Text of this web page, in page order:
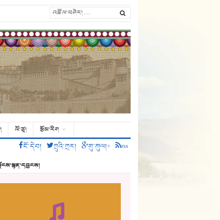
ལོ་ཙཱ།
རྩོམ་རིག
ངོ་དེབ།
ཀྲུའི་ཀྲར། གུ་ཀུལ།+ rss